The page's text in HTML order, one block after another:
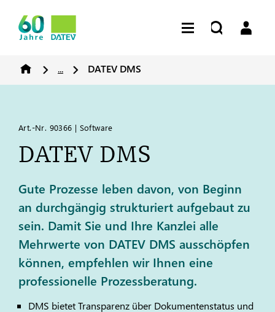
... DATEV DMS
Art.-Nr. 90366 | Software
DATEVDMS
Gute Prozesse leben davon, von Beginn
an durchgängig strukturiert aufgebaut zu
sein. Damit Sie und Ihre Kanzlei alle
Mehrwerte von DATEV DMS ausschöpfen
können, empfehlen wir Ihnen eine
professionelle Prozessberatung.
DMS bietet Transparenz über Dokumentenstatus und